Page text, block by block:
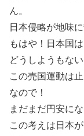
ん。
日本侵略が地味
もはや！日本国は
どうしようもな
この売国運動は
なので！
まだまだ円安に
この考えは日本